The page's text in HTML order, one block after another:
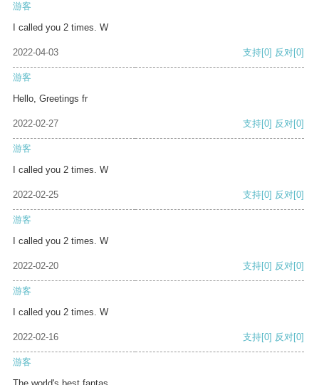
游客
I called you 2 times. W
2022-04-03 支持[0] 反对[0]
游客
Hello, Greetings fr
2022-02-27 支持[0] 反对[0]
游客
I called you 2 times. W
2022-02-25 支持[0] 反对[0]
游客
I called you 2 times. W
2022-02-20 支持[0] 反对[0]
游客
I called you 2 times. W
2022-02-16 支持[0] 反对[0]
游客